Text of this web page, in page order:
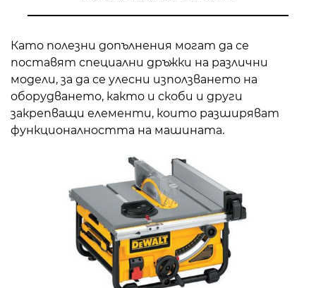
Като полезни допълнения могат да се
поставят специални дръжки на различни
модели, за да се улесни използването на
оборудването, както и скоби и други
закрепващи елементи, които разширяват
функционалността на машината.